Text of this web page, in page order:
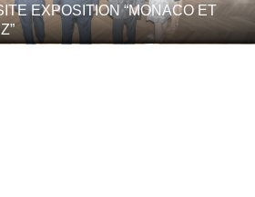
EXPOSITION “MONACO ET